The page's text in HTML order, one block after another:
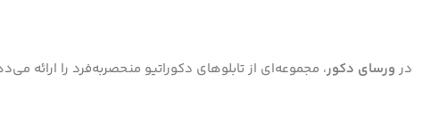
در ورسای دکور، مجموعه‌ای از تابلوهای دکوراتیو منحصر‌به‌فرد را ارائه